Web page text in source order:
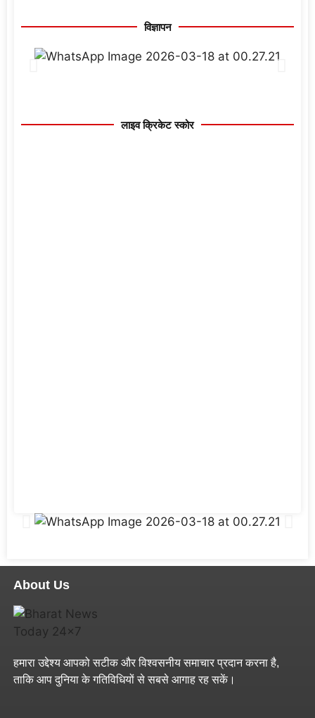
विज्ञापन
लाइव क्रिकेट स्कोर
About Us
हमारा उद्देश्य आपको सटीक और विश्वसनीय समाचार प्रदान करना है,
ताकि आप दुनिया के गतिविधियों से सबसे आगाह रह सकें।